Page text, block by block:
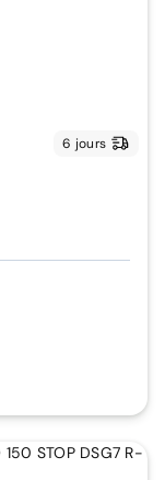
6 jours